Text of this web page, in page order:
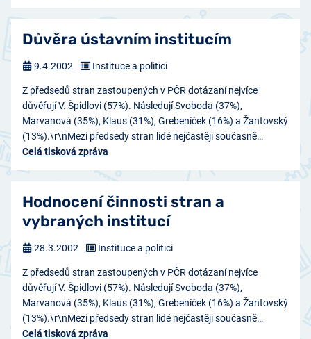
Důvěra ústavním institucím
Z předsedů stran zastoupených v PČR dotázaní nejvíce
důvěřují V. Špidlovi (57%). Následují Svoboda (37%),
Marvanová (35%), Klaus (31%), Grebeníček (16%) a Žantovský
(13%).\r\nMezi předsedy stran lidé nejčastěji současně…
Celá tisková zpráva
9.4.2002 Instituce a politici
Hodnocení činnosti stran a
vybraných institucí
Z předsedů stran zastoupených v PČR dotázaní nejvíce
důvěřují V. Špidlovi (57%). Následují Svoboda (37%),
Marvanová (35%), Klaus (31%), Grebeníček (16%) a Žantovský
(13%).\r\nMezi předsedy stran lidé nejčastěji současně…
Celá tisková zpráva
28.3.2002 Instituce a politici